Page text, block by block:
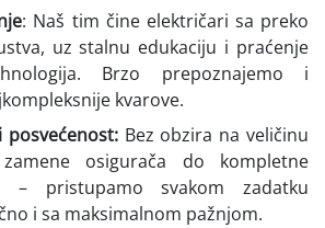
: Naš tim čine električari sa preko
uz stalnu edukaciju i praćenje
Brzo prepoznajemo i
kvarove.
Bez obzira na veličinu
osigurača do kompletne
– pristupamo svakom zadatku
i sa maksimalnom pažnjom.